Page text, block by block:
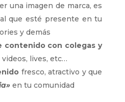
una imagen de marca, es
que esté presente en tu
y demás
contenido con colegas y
lives, etc…
fresco, atractivo y que
en tu comunidad